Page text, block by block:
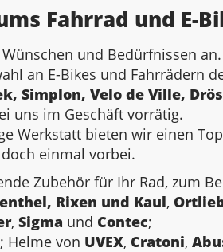
Fahrrad und E-
und Bedürfnissen an.
an E-Bikes und Fahrrädern
Simplon, Velo de Ville,
uns im Geschäft vorrätig.
Werkstatt bieten wir einen
doch einmal vorbei.
Zubehör für Ihr Rad, zum
Rixen und Kaul,
, Sigma und Contec;
; Helme von UVEX, Cratoni,